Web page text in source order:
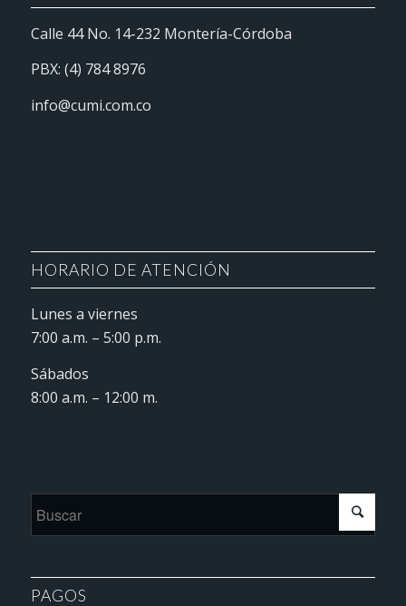
Calle 44 No. 14-232 Montería-Córdoba
PBX: (4) 784 8976
info@cumi.com.co
HORARIO DE ATENCIÓN
Lunes a viernes
7:00 a.m. – 5:00 p.m.
Sábados
8:00 a.m. – 12:00 m.
PAGOS